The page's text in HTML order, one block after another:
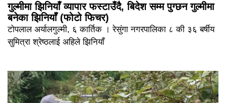
गुल्मीमा झिनियाँ व्यापार फस्टाउँदै, बिदेश सम्म पुग्छन गुल्मीमा
बनेका झिनियाँ (फोटो फिचर)
टोपलाल अर्यालगुल्मी, ६ कार्तिक । रेसुंगा नगरपालिका ८ की ३६ बर्षीय
सुमित्रा श्रेष्ठलाई अहिले झिनियाँ